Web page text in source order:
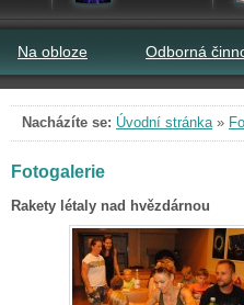
Na obloze Odborná
Nacházíte se: Úvodní stránka»
Fotogalerie
Rakety létaly nad hvězdárnou